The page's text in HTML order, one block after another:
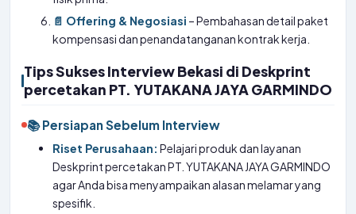
📄 Offering & Negosiasi – Pembahasan detail paket
kompensasi dan penandatanganan kontrak kerja.
Tips Sukses Interview Bekasi di Deskprint
percetakan PT. YUTAKANA JAYA GARMINDO
📚 Persiapan Sebelum Interview
Riset Perusahaan: Pelajari produk dan layanan
Deskprint percetakan PT. YUTAKANA JAYA GARMINDO
agar Anda bisa menyampaikan alasan melamar yang
spesifik.